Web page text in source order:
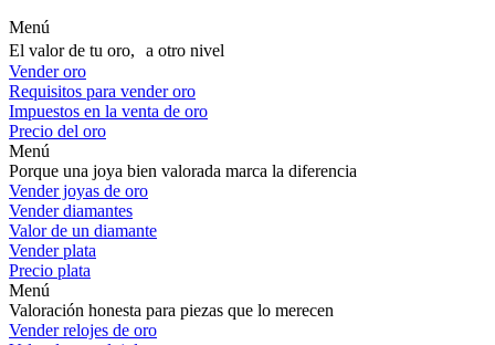
Menú
El valor de tu oro, a otro nivel
Vender oro
Requisitos para vender oro
Impuestos en la venta de oro
Precio del oro
Menú
Porque una joya bien valorada marca la diferencia
Vender joyas de oro
Vender diamantes
Valor de un diamante
Vender plata
Precio plata
Menú
Valoración honesta para piezas que lo merecen
Vender relojes de oro